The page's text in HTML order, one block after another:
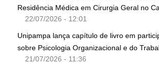
Residência Médica em Cirurgia Geral no
22/07/2026 - 12:01
Unipampa lança capítulo de livro em
sobre Psicologia Organizacional e do
21/07/2026 - 11:36